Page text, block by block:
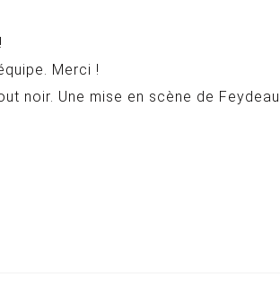
Merci !
noir. Une mise en scène de